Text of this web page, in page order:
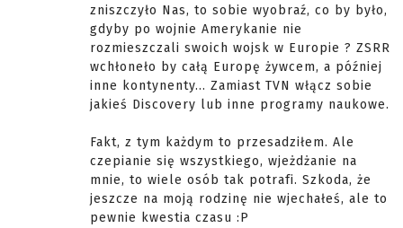
zniszczyło Nas, to sobie wyobraź, co by było,
gdyby po wojnie Amerykanie nie
rozmieszczali swoich wojsk w Europie ? ZSRR
wchłoneło by całą Europę żywcem, a później
inne kontynenty... Zamiast TVN włącz sobie
jakieś Discovery lub inne programy naukowe.
Fakt, z tym każdym to przesadziłem. Ale
czepianie się wszystkiego, wjeżdżanie na
mnie, to wiele osób tak potrafi. Szkoda, że
jeszcze na moją rodzinę nie wjechałeś, ale to
pewnie kwestia czasu :P